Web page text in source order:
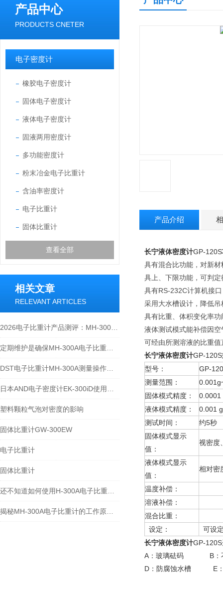
产品中心
PRODUCTS CNETER
电子密度计
橡胶电子密度计
固体电子密度计
液体电子密度计
固液两用密度计
多功能密度计
粉末冶金电子比重计
含油率密度计
电子比重计
固体比重计
查看全部
相关文章
RELEVANT ARTICLES
塑料颗粒气泡对密度的影响
固体比重计GW-300EW
电子比重计
固体比重计
产品介绍
长宁液体密度计GP-120S
具有混合比功能，对新
具上、下限功能，可判
具有RS-232C计算机接
采用大水槽设计，降低
具有比重、体积变化率
液体测试模式能补偿因
可经由所测溶液的比重
长宁液体密度计GP-120S
型号：
GP-
测量范围：
固体模式精度：
0.0001
液体模式精度：
0.001
测试时间：
约5秒
固体模式显示
值：
视密度
液体模式显示
值：
相对密
温度补偿：
溶液补偿：
混合比重：
设定：
可设
长宁液体密度计GP-
A：玻璃砝码 B：
D：防腐蚀水槽 E：